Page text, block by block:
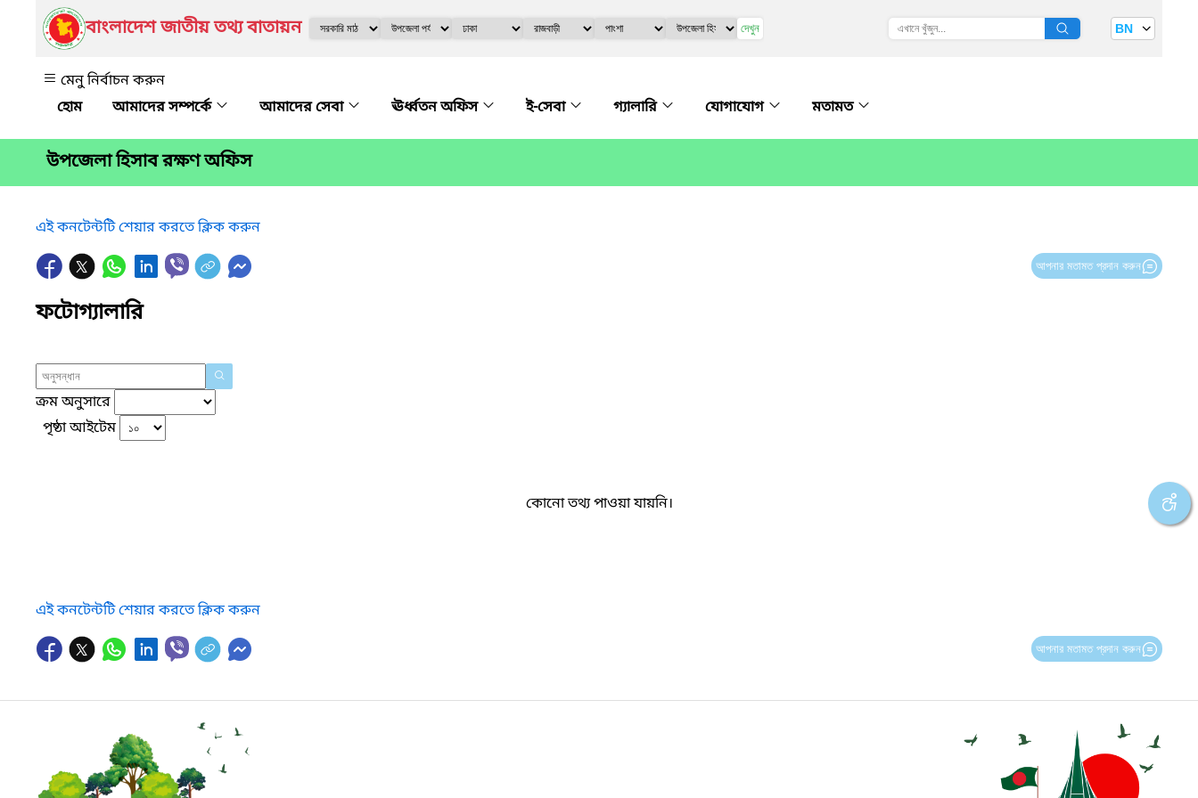
বাংলাদেশ জাতীয় তথ্য বাতায়ন দেখুন BN
মেনু নির্বাচন করুন
আমাদের সম্পর্কে
আমাদের সেবা ঊর্ধ্বতন অফিস ই-সেবা গ্যালারি যোগাযোগ মতামত
উপজেলা হিসাব রক্ষণ অফিস
এই কনটেন্টটি শেয়ার করতে ক্লিক করুন
আপনার মতামত প্রদান করুন
ফটোগ্যালারি
ক্রম অনুসারে
পৃষ্ঠা আইটেম
কোনো তথ্য পাওয়া যায়নি।
এই কনটেন্টটি শেয়ার করতে ক্লিক করুন
আপনার মতামত প্রদান করুন